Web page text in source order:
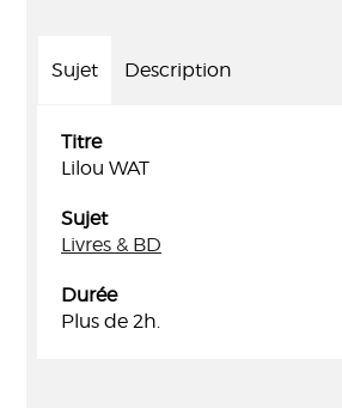
Sujet Description
Titre
Lilou WAT
Sujet
Livres & BD
Durée
Plus de 2h.